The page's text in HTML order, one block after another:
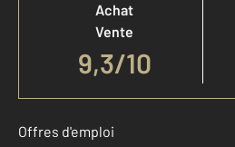
Achat
Vente
9,3/10
Offres d'emploi